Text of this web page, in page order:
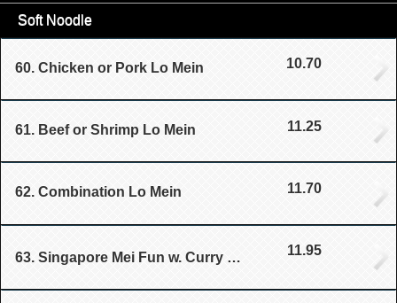
Soft Noodle
10.70
60. Chicken or Pork Lo Mein
11.25
61. Beef or Shrimp Lo Mein
11.70
62. Combination Lo Mein
11.95
63. Singapore Mei Fun w. Curry Sauce